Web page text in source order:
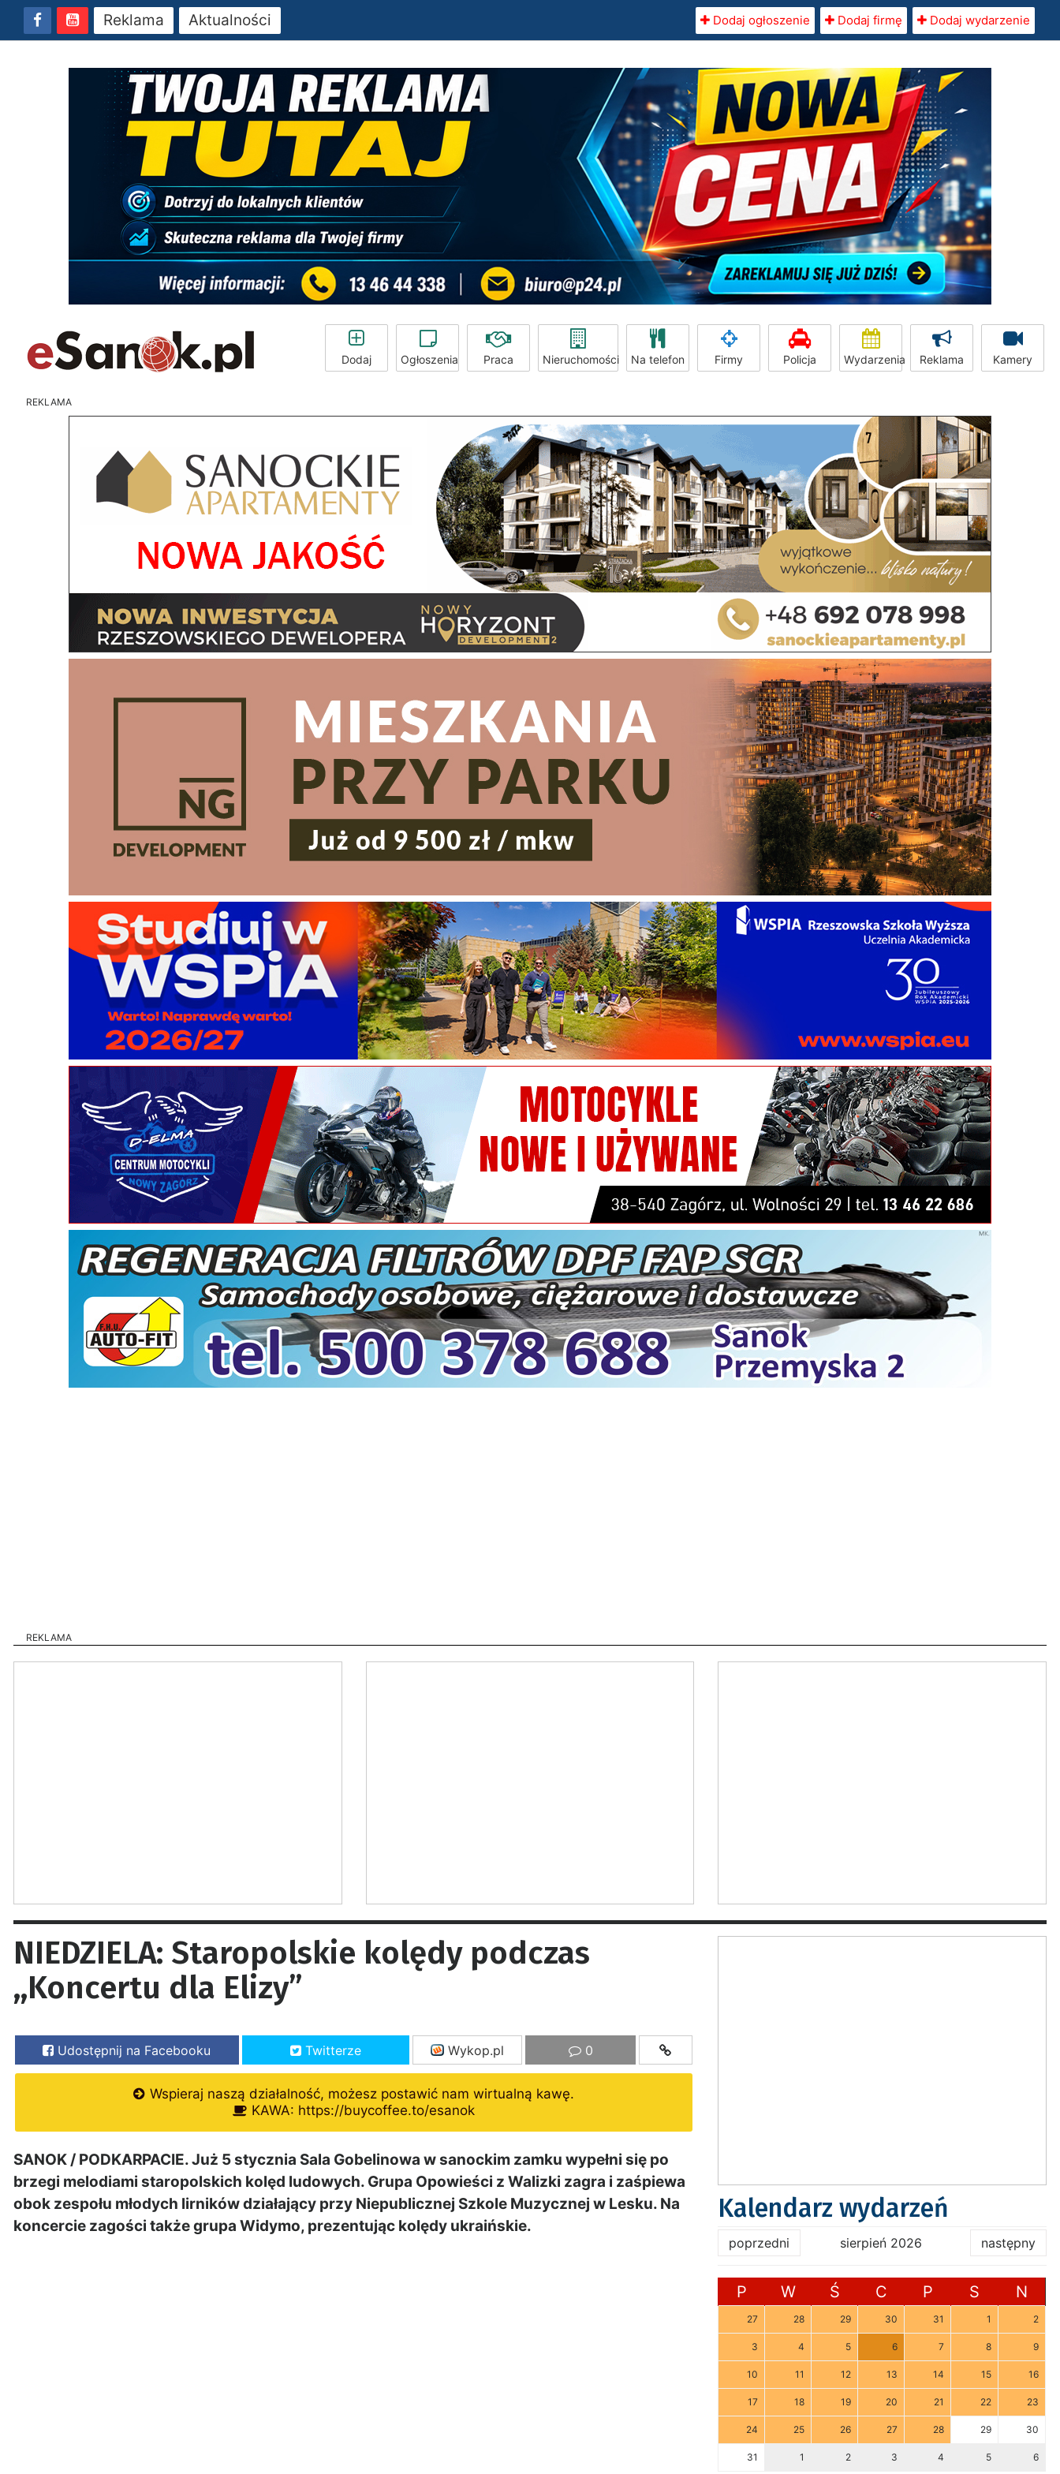
Reklama Aktualności Dodaj ogłoszenie Dodaj firmę Dodaj wydarzenie
Dodaj Ogłoszenia Praca Nieruchomości Na telefon Firmy Policja Wydarzenia Reklama Kamery
REKLAMA
REKLAMA
NIEDZIELA: Staropolskie kolędy podczas
,,Koncertu dla Elizy”
Udostępnij na Facebooku Twitterze Wykop.pl 0
Wspieraj naszą działalność, możesz postawić nam wirtualną kawę.
KAWA: https://buycoffee.to/esanok
SANOK / PODKARPACIE. Już 5 stycznia Sala Gobelinowa w sanockim zamku wypełni się po
brzegi melodiami staropolskich kolęd ludowych. Grupa Opowieści z Walizki zagra i zaśpiewa
obok zespołu młodych lirników działający przy Niepublicznej Szkole Muzycznej w Lesku. Na
koncercie zagości także grupa Widymo, prezentując kolędy ukraińskie.
Kalendarz wydarzeń
poprzedni sierpień 2026 następny
P W Ś C P S N
27 28 29 30 31 1 2
3 4 5 6 7 8 9
10 11 12 13 14 15 16
17 18 19 20 21 22 23
24 25 26 27 28 29 30
31 1 2 3 4 5 6